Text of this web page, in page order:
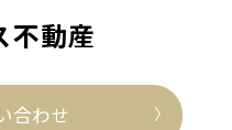
不動産
合わせ